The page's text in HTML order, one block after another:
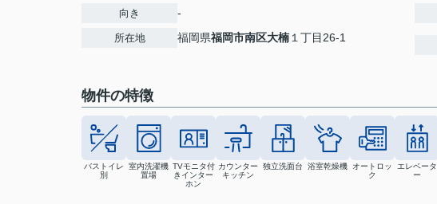
向き -
所在地 福岡県福岡市南区大楠１丁目26-1
物件の特徴
バストイレ
別
室内洗濯機
置場
TVモニタ付
きインター
ホン
カウンター
キッチン
独立洗面台 浴室乾燥機
オートロッ
ク
エレベータ
ー